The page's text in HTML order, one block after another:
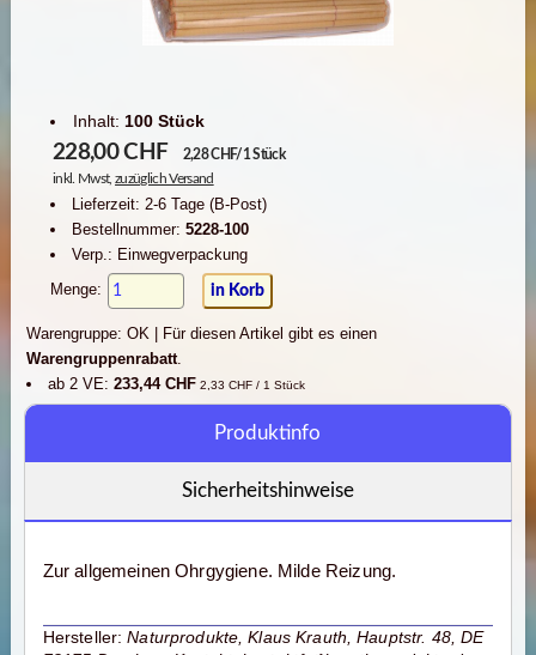
Inhalt: 100 Stück
228,00CHF
2,28 CHF/1 Stück
inkl. Mwst,zuzüglich Versand
Lieferzeit: 2-6 Tage (B-Post)
Bestellnummer: 5228-100
Verp.: Einwegverpackung
Menge:
Warengruppe: OK |
Für diesen Artikel gibt es einen
Warengruppenrabatt.
ab 2 VE: 233,44 CHF2,33 CHF / 1 Stück
Produktinfo
Sicherheitshinweise
Zur allgemeinen Ohrgygiene. Milde Reizung.
Hersteller:Naturprodukte, Klaus Krauth, Hauptstr. 48, DE